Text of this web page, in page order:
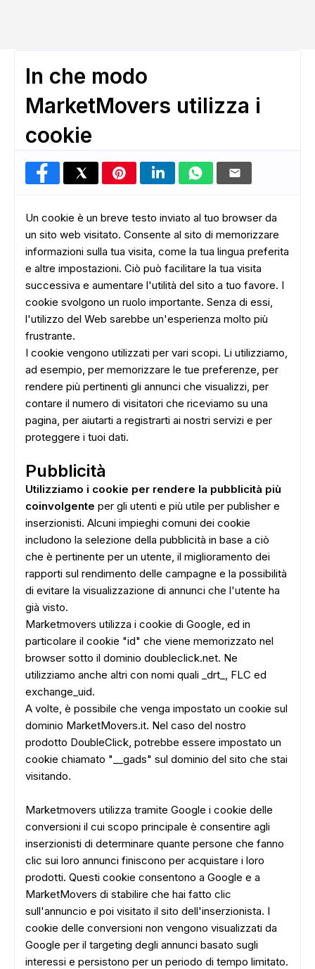
In che modo
MarketMovers utilizza i
cookie
Un cookie è un breve testo inviato al tuo browser da
un sito web visitato. Consente al sito di memorizzare
informazioni sulla tua visita, come la tua lingua preferita
e altre impostazioni. Ciò può facilitare la tua visita
successiva e aumentare l'utilità del sito a tuo favore. I
cookie svolgono un ruolo importante. Senza di essi,
l'utilizzo del Web sarebbe un'esperienza molto più
frustrante.
I cookie vengono utilizzati per vari scopi. Li utilizziamo,
ad esempio, per memorizzare le tue preferenze, per
rendere più pertinenti gli annunci che visualizzi, per
contare il numero di visitatori che riceviamo su una
pagina, per aiutarti a registrarti ai nostri servizi e per
proteggere i tuoi dati.
Pubblicità
Utilizziamo i cookie per rendere la pubblicità più
coinvolgente per gli utenti e più utile per publisher e
inserzionisti. Alcuni impieghi comuni dei cookie
includono la selezione della pubblicità in base a ciò
che è pertinente per un utente, il miglioramento dei
rapporti sul rendimento delle campagne e la possibilità
di evitare la visualizzazione di annunci che l'utente ha
già visto.
Marketmovers utilizza i cookie di Google, ed in
particolare il cookie "id" che viene memorizzato nel
browser sotto il dominio doubleclick.net. Ne
utilizziamo anche altri con nomi quali _drt_, FLC ed
exchange_uid.
A volte, è possibile che venga impostato un cookie sul
dominio MarketMovers.it. Nel caso del nostro
prodotto DoubleClick, potrebbe essere impostato un
cookie chiamato "__gads" sul dominio del sito che stai
visitando.
Marketmovers utilizza tramite Google i cookie delle
conversioni il cui scopo principale è consentire agli
inserzionisti di determinare quante persone che fanno
clic sui loro annunci finiscono per acquistare i loro
prodotti. Questi cookie consentono a Google e a
MarketMovers di stabilire che hai fatto clic
sull'annuncio e poi visitato il sito dell'inserzionista. I
cookie delle conversioni non vengono visualizzati da
Google per il targeting degli annunci basato sugli
interessi e persistono per un periodo di tempo limitato.